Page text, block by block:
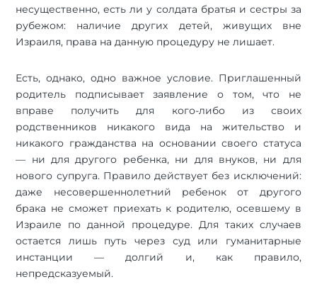
несущественно, есть ли у солдата братья и сестры за
рубежом: наличие других детей, живущих вне
Израиля, права на данную процедуру не лишает.
Есть, однако, одно важное условие. Приглашенный
родитель подписывает заявление о том, что не
вправе получить для кого-либо из своих
родственников никакого вида на жительство и
никакого гражданства на основании своего статуса
— ни для другого ребенка, ни для внуков, ни для
нового супруга. Правило действует без исключений:
даже несовершеннолетний ребенок от другого
брака не сможет приехать к родителю, осевшему в
Израиле по данной процедуре. Для таких случаев
остается лишь путь через суд или гуманитарные
инстанции — долгий и, как правило,
непредсказуемый.